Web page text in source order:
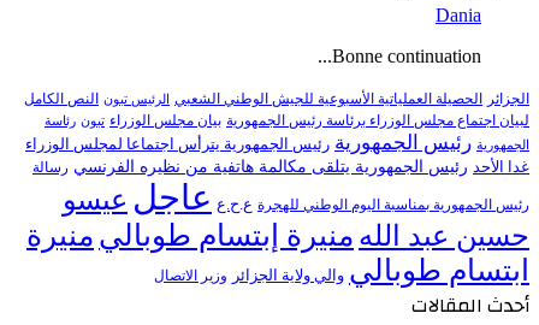
Dania
Bonne continuation...
الجزائر الحصيلة العملياتية الأسبوعية للجيش الوطني الشعبي الرئيس تبون النص الكامل
لبيان اجتماع مجلس الوزراء برئاسة رئيس الجمهورية بيان مجلس الوزراء تبون رئاسة
الجمهورية رئيس الجمهورية رئيس الجمهورية يترأس اجتماعا لمجلس الوزراء
غدا الأحد رئيس الجمهورية يتلقى مكالمة هاتفية من نظيره الفرنسي رسالة
رئيس الجمهورية بمناسبة اليوم الوطني للهجرة ع.ح.ع عاجل عيسو
حسين عبد الله منيرة إبتسام طوبالي منيرة
ابتسام طوبالي والي ولاية الجزائر وزير الاتصال
أحدث المقالات